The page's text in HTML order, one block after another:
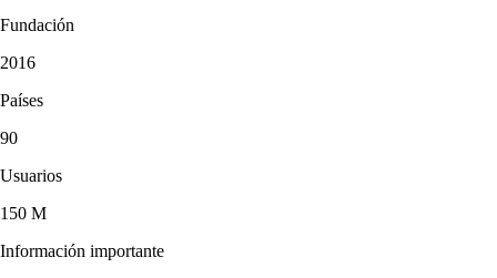
Fundación
2016
Países
90
Usuarios
150 M
Información importante